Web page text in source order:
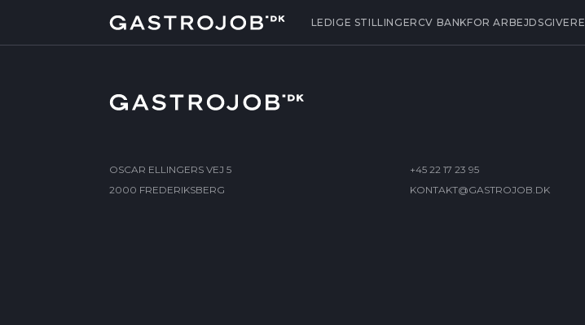
LEDIGE STILLINGER CV BANKFOR ARBEJDSGIVERE
OSCAR ELLINGERS VEJ 5
2000 FREDERIKSBERG
+45 22 17 23 95
KONTAKT@GASTROJOB.DK